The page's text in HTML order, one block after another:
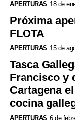
APERTURAS 18 de
Próxima
FLOTA
APERTURAS 15 de
Tasca
Francisco y
Cartagena
cocina
APERTURAS 6 de